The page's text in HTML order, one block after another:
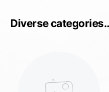
Diverse